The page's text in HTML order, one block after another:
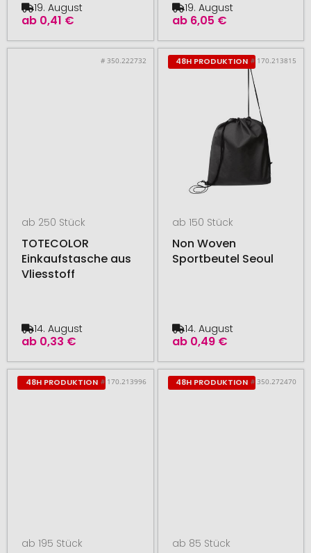
ab 0,41 €
19. August
ab 6,05 €
19. August
# 350.222732
ab 250 Stück
TOTECOLOR
Einkaufstasche aus
Vliesstoff
ab 0,33 €
14. August
48H PRODUKTION # 170.213815
ab 150 Stück
Non Woven
Sportbeutel Seoul
ab 0,49 €
14. August
48H PRODUKTION # 170.213996
ab 195 Stück
48H PRODUKTION # 350.272470
ab 85 Stück